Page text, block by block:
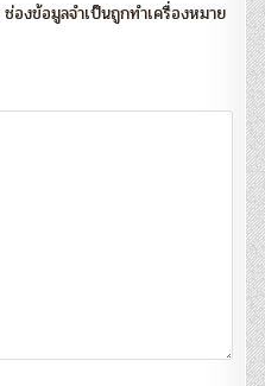
ช่องข้อมูลจำเป็นถูกทำเครื่องหมาย